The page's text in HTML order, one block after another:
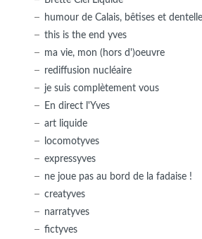
humour de Calais, bêtises et
this is the end yves
ma vie, mon (hors d')oeuvre
rediffusion nucléaire
je suis complètement vous
En direct l'Yves
art liquide
locomotyves
expressyves
ne joue pas au bord de la fadaise !
creatyves
narratyves
fictyves